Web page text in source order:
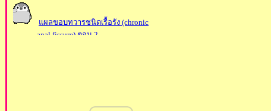
ผลขอบทวารชนิดเรื้อรัง (chronic
anal fissure) ตอน 2